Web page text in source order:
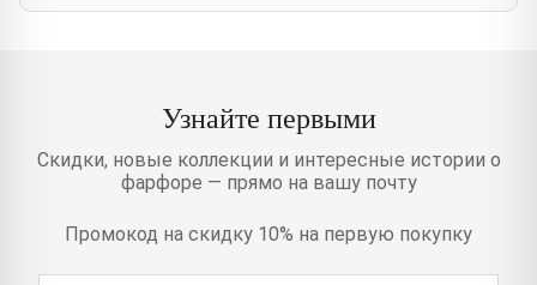
Узнайте первыми
Скидки, новые коллекции и интересные истории о
фарфоре — прямо на вашу почту
Промокод на скидку 10% на первую покупку